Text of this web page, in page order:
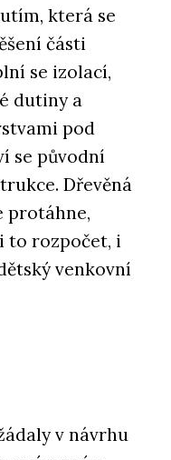
která se
části
se izolací,
dutiny a
pod
se původní
Dřevěná
protáhne,
to rozpočet, i
venkovní
v návrhu